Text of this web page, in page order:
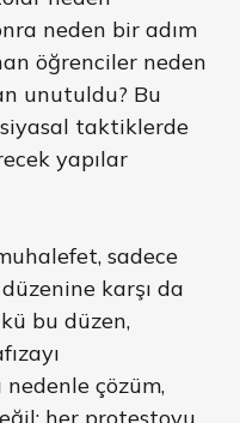
neden bir adım
öğrenciler neden
unutuldu? Bu
siyasal taktiklerde
yapılar
sadece
karşı da
bu düzen,
çözüm,